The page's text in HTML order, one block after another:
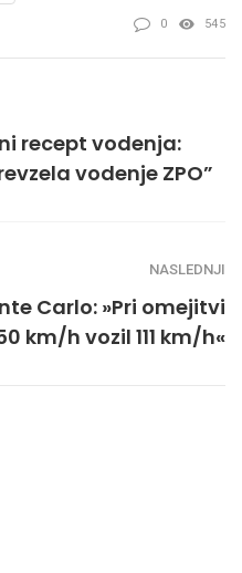
0 545
recept vodenja:
vodenje ZPO”
NASLEDNJI
Carlo: »Pri omejitvi
km/h vozil 111 km/h«